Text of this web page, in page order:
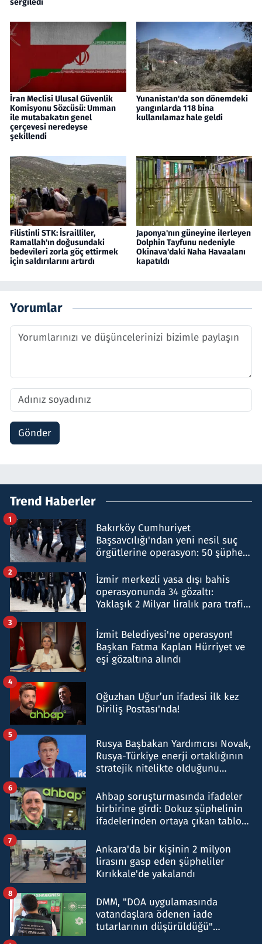
sergiledi
İran Meclisi Ulusal Güvenlik
Komisyonu Sözcüsü: Umman
ile mutabakatın genel
çerçevesi neredeyse
şekillendi
Yunanistan'da son dönemdeki
yangınlarda 118 bina
kullanılamaz hale geldi
Filistinli STK: İsrailliler,
Ramallah'ın doğusundaki
bedevileri zorla göç ettirmek
için saldırılarını artırdı
Japonya'nın güneyine ilerleyen
Dolphin Tayfunu nedeniyle
Okinava'daki Naha Havaalanı
kapatıldı
Yorumlar
Gönder
Trend Haberler
Bakırköy Cumhuriyet
Başsavcılığı'ndan yeni nesil suç
örgütlerine operasyon: 50 şüpheli
1
İzmir merkezli yasa dışı bahis
operasyonunda 34 gözaltı:
Yaklaşık 2 Milyar liralık para trafiği
2
İzmit Belediyesi'ne operasyon!
Başkan Fatma Kaplan Hürriyet ve
eşi gözaltına alındı
3
Oğuzhan Uğur’un ifadesi ilk kez
Diriliş Postası'nda!
4
Rusya Başbakan Yardımcısı Novak,
Rusya-Türkiye enerji ortaklığının
stratejik nitelikte olduğunu
5
Ahbap soruşturmasında ifadeler
birbirine girdi: Dokuz şüphelinin
ifadelerinden ortaya çıkan tablo
6
Ankara'da bir kişinin 2 milyon
lirasını gasp eden şüpheliler
Kırıkkale'de yakalandı
7
DMM, "DOA uygulamasında
vatandaşlara ödenen iade
tutarlarının düşürüldüğü"
8